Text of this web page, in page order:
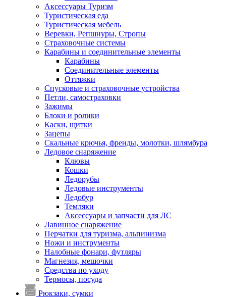
Аксессуары Туризм
Туристическая еда
Туристическая мебель
Веревки, Репшнуры, Стропы
Страховочные системы
Карабины и соединительные элементы
Карабины
Соединительные элементы
Оттяжки
Спусковые и страховочные устройства
Петли, самостраховки
Зажимы
Блоки и ролики
Каски, щитки
Зацепы
Скальные крючья, френды, молотки, шлямбура
Ледовое снаряжение
Клювы
Кошки
Ледорубы
Ледовые инструменты
Ледобур
Темляки
Аксессуары и запчасти для ЛС
Лавинное снаряжение
Перчатки для туризма, альпинизма
Ножи и инструменты
Налобные фонари, футляры
Магнезия, мешочки
Средства по уходу
Термосы, посуда
Рюкзаки, сумки